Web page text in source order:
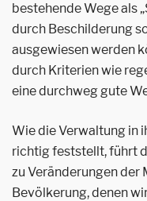
bestehende Wege als
durch Beschilderung
ausgewiesen werden
durch Kriterien wie
eine durchweg gute
Wie die Verwaltung in
richtig feststellt, führt
zu Veränderungen
Bevölkerung, denen